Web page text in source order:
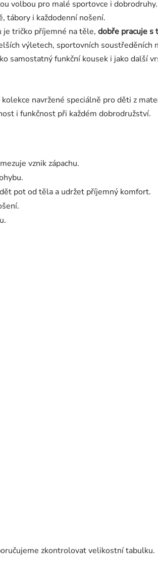
volbou pro malé sportovce i
tábory i každodenní nošení.
tričko příjemné na těle, dobře pracuje s
výletech, sportovních soustředěních
samostatný funkční kousek i jako další
kolekce navržené speciálně pro děti z
i funkčnost při každém dobrodružství.
vznik zápachu.
pot od těla a udržet příjemný komfort.
zkontrolovat velikostní tabulku.